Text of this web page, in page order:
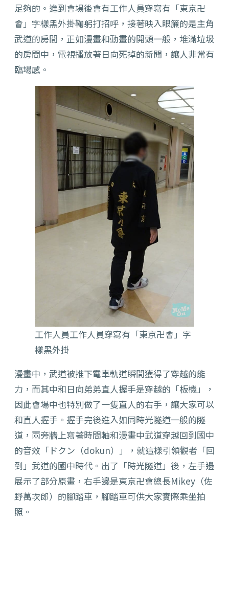
足夠的。進到會場後會有工作人員穿寫有「東京卍
會」字樣黑外掛鞠躬打招呼，接著映入眼簾的是主角
武道的房間，正如漫畫和動畫的開頭一般，堆滿垃圾
的房間中，電視播放著日向死掉的新聞，讓人非常有
臨場感。
工作人員工作人員穿寫有「東京卍會」字
樣黑外掛
漫畫中，武道被推下電車軌道瞬間獲得了穿越的能
力，而其中和日向弟弟直人握手是穿越的「板機」，
因此會場中也特別做了一隻直人的右手，讓大家可以
和直人握手。握手完後進入如同時光隧道一般的隧
道，兩旁牆上寫著時間軸和漫畫中武道穿越回到國中
的音效「ドクン（dokun）」，就這樣引領觀者「回
到」武道的國中時代。出了「時光隧道」後，左手邊
展示了部分原畫，右手邊是東京卍會總長Mikey（佐
野萬次郎）的腳踏車，腳踏車可供大家實際乘坐拍
照。